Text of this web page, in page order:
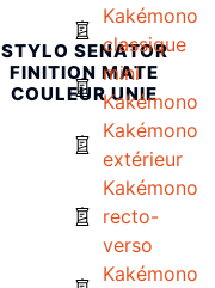
Kakémono
classique
mini
Kakémono
Kakémono
extérieur
Kakémono
recto-
verso
Kakémono
STYLO SENATOR
FINITION MATE
COULEUR UNIE